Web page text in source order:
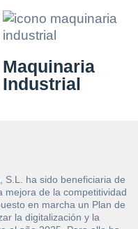
Maquinaria
Industrial
S.L. ha sido beneficiaria de
mejora de la competitividad
en marcha un Plan de
la digitalización y la